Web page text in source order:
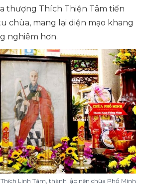
thượng Thích Thiện Tâm tiến
chùa, mang lại diện mạo khang
nghiêm hơn.
Linh Tâm, thành lập nên chùa Phổ Minh